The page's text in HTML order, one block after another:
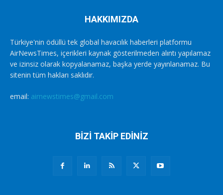
HAKKIMIZDA
Türkiye'nin ödüllü tek global havacılık haberleri platformu
AirNewsTimes, içerikleri kaynak gösterilmeden alıntı yapılamaz
ve izinsiz olarak kopyalanamaz, başka yerde yayınlanamaz. Bu
sitenin tüm hakları saklıdır.
email: airnewstimes@gmail.com
BİZİ TAKİP EDİNİZ